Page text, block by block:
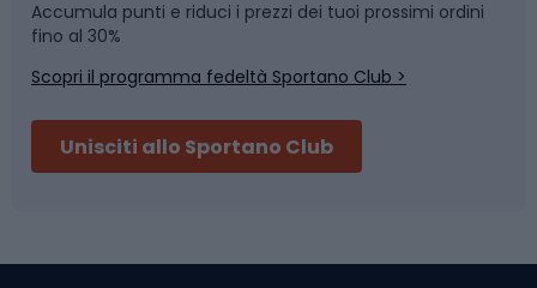
Skitouring
Abbigliamento da escursionismo
Pattinaggio
Componenti per biciclette
Accumula punti e riduci i prezzi dei tuoi prossimi ordini
fino al 30%
Scopri il programma fedeltà Sportano Club >
Unisciti allo Sportano Club